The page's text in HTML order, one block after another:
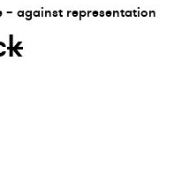
against representation
k